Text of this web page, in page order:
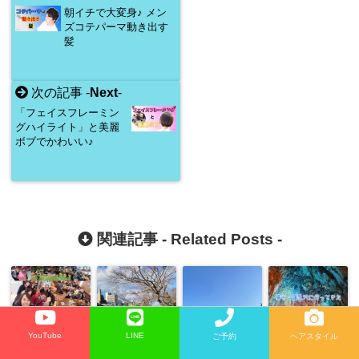
朝イチで大変身♪ メン
ズコテパーマ動き出す
髪
次の記事 -Next-
「フェイスフレーミン
グハイライト」と美麗
ボブでかわいい♪
関連記事 - Related Posts -
YouTube LINE ご予約 ヘアスタイル